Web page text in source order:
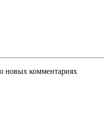
новых комментариях